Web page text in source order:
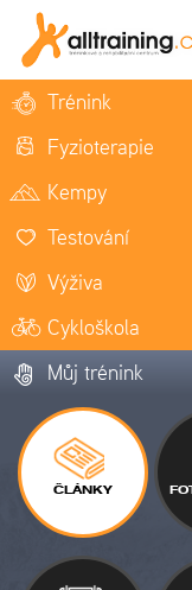
Trénink
Fyzioterapie
Kempy
Testování
Výživa
Cykloškola
Můj trénink
ČLÁNKY